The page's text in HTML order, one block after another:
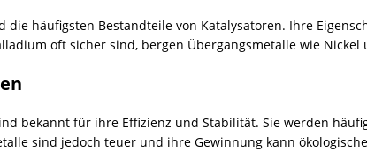
die häufigsten Bestandteile von Katalysatoren. Ihre
oft sicher sind, bergen Übergangsmetalle wie
bekannt für ihre Effizienz und Stabilität. Sie werden
sind jedoch teuer und ihre Gewinnung kann